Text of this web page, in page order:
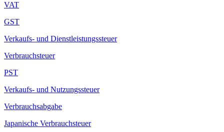
VAT
GST
Verkaufs- und Dienstleistungssteuer
Verbrauchsteuer
PST
Verkaufs- und Nutzungssteuer
Verbrauchsabgabe
Japanische Verbrauchsteuer